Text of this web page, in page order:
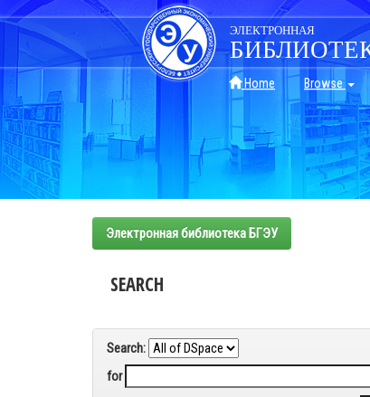
Skip
navigation
ЭЛЕКТРОННАЯ
Home Browse
Электронная библиотека БГЭУ
SEARCH
Search:
for